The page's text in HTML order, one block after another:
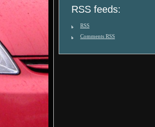
RSS feeds:
RSS
Comments RSS